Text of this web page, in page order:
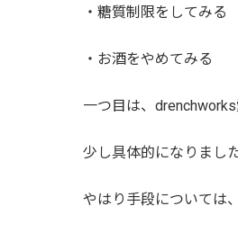
・糖質制限をしてみる
・お酒をやめてみる
一つ目は、
少し具体的になりました
やはり手段については